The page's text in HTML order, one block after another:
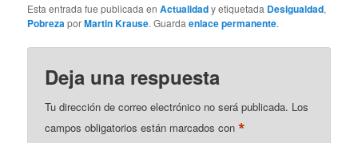
Esta entrada fue publicada enActualidady etiquetada Desigualdad,
PobrezaporMartin Krause. Guardaenlace permanente.
Deja una respuesta
Tu dirección de correo electrónico no será publicada. Los
campos obligatorios están marcados con*